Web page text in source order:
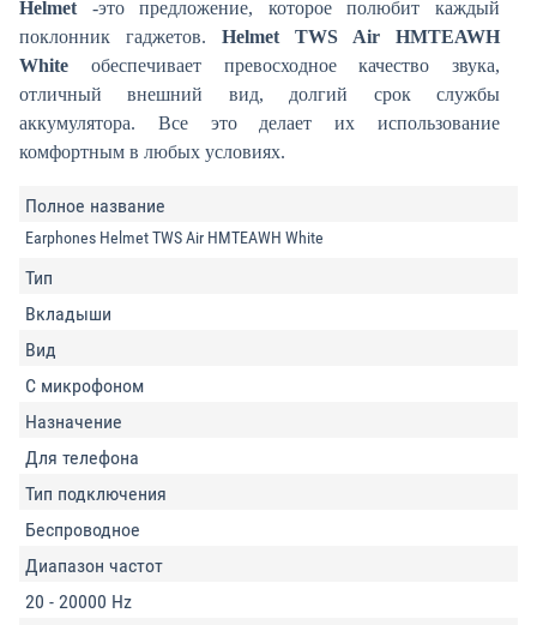
Helmet -это предложение, которое полюбит каждый
поклонник гаджетов. Helmet TWS Air HMTEAWH
White обеспечивает превосходное качество звука,
отличный внешний вид, долгий срок службы
аккумулятора. Все это делает их использование
комфортным в любых условиях.
Полное название
Earphones Helmet TWS Air HMTEAWH White
Тип
Вкладыши
Вид
С микрофоном
Назначение
Для телефона
Тип подключения
Беспроводное
Диапазон частот
20 - 20000 Hz